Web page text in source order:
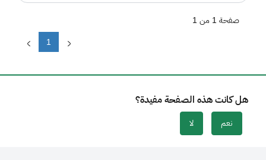
1
صفحة 1 من 1
هل كانت هذه الصفحة مفيدة؟
نعم لا